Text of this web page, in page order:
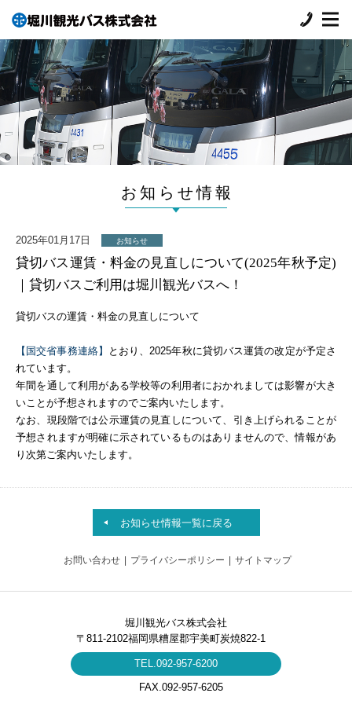
お知らせ情報
2025年01月17日 お知らせ
貸切バス運賃・料金の見直しについて(2025年秋予定)
｜貸切バスご利用は堀川観光バスへ！
貸切バスの運賃・料金の見直しについて
【国交省事務連絡】
とおり、2025年秋に貸切バス運賃の改定が予定さ
れています。
年間を通して利用がある学校等の利用者におかれましては影響が大き
いことが予想されますのでご案内いたします。
なお、現段階では公示運賃の見直しについて、引き上げられることが
予想されますが明確に示されているものはありませんので、情報があ
り次第ご案内いたします。
お知らせ情報一覧に戻る
お問い合わせ プライバシーポリシー サイトマップ
堀川観光バス株式会社
〒811-2102福岡県糟屋郡宇美町炭焼822-1
TEL.092-957-6200
FAX.092-957-6205